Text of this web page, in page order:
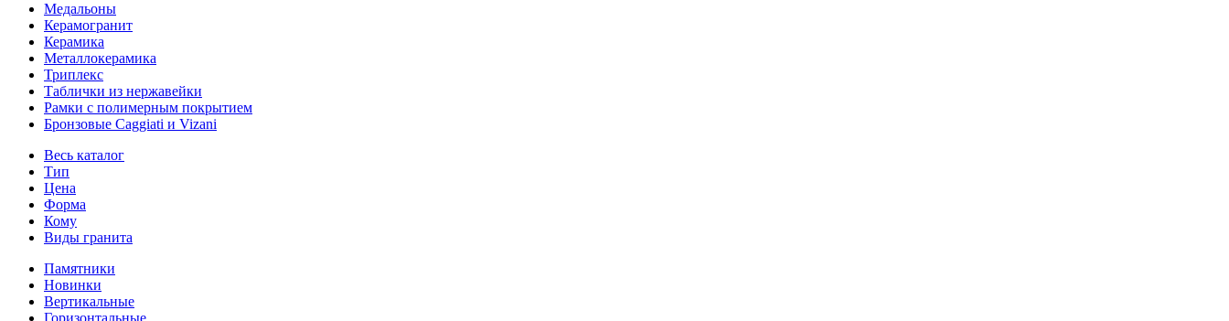
Медальоны
Керамогранит
Керамика
Металлокерамика
Триплекс
Таблички из нержавейки
Рамки с полимерным покрытием
Бронзовые Caggiati и Vizani
Весь каталог
Тип
Цена
Форма
Кому
Виды гранита
Памятники
Новинки
Вертикальные
Горизонтальные